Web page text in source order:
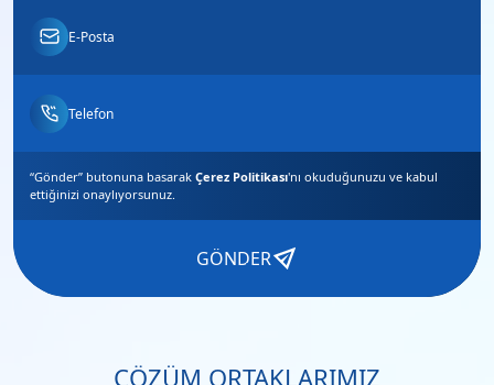
“Gönder” butonuna basarak Çerez Politikası'nı okuduğunuzu ve kabul
ettiğinizi onaylıyorsunuz.
GÖNDER
ÇÖZÜM ORTAKLARIMIZ